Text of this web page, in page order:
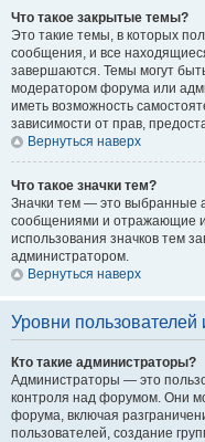
Что такое закрытые темы?
Это такие темы, в которых
сообщения, и все
завершаются. Темы могут
модератором форума или
иметь возможность
зависимости от прав,
Вернуться наверх
Что такое значки тем?
Значки тем — это выбранные
сообщениями и отражающие
использования значков тем
администратором.
Вернуться наверх
Уровни пользователей
Кто такие администраторы?
Администраторы — это
контроля над форумом. Они
форума, включая
пользователей, создание